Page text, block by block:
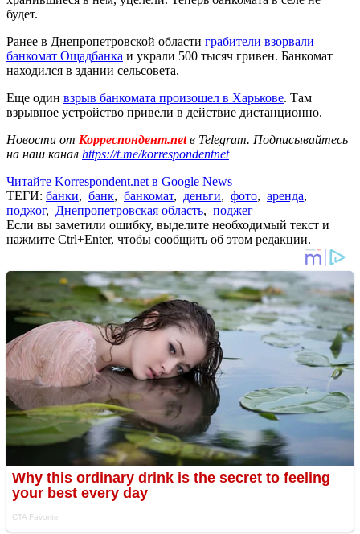
будет.
Ранее в Днепропетровской области грабители взорвали
банкомат Ощадбанка и украли 500 тысяч гривен. Банкомат
находился в здании сельсовета.
Еще один взрыв банкомата произошел в Харькове. Там
взрывное устройство привели в действие дистанционно.
Новости от Корреспондент.netв Telegram. Подписывайтесь
на наш канал https://t.me/korrespondentnet
Читайте Korrespondent.net в Google News
ТЕГИ: банки, банк, банкомат, деньги, фото, аренда,
поджог, Днепропетровская область, поджег
Если вы заметили ошибку, выделите необходимый текст и
нажмите Ctrl+Enter, чтобы сообщить об этом редакции.